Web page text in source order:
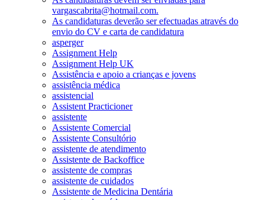
vargascabrita@hotmail.com.
As candidaturas deverão ser efectuadas através do
envio do CV e carta de candidatura
asperger
Assignment Help
Assignment Help UK
Assistência e apoio a crianças e jovens
assistência médica
assistencial
Assistent Practicioner
assistente
Assistente Comercial
Assistente Consultório
assistente de atendimento
Assistente de Backoffice
assistente de compras
assistente de cuidados
Assistente de Medicina Dentária